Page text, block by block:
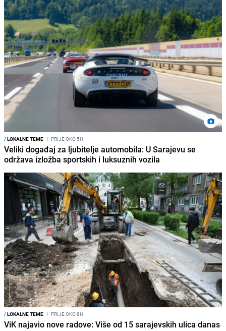
/LOKALNE TEME I PRIJE OKO 5H
Veliki događaj za ljubitelje automobila: U Sarajevu se
održava izložba sportskih i luksuznih vozila
/LOKALNE TEME I PRIJE OKO 8H
ViK najavio nove radove: Više od 15 sarajevskih ulica danas